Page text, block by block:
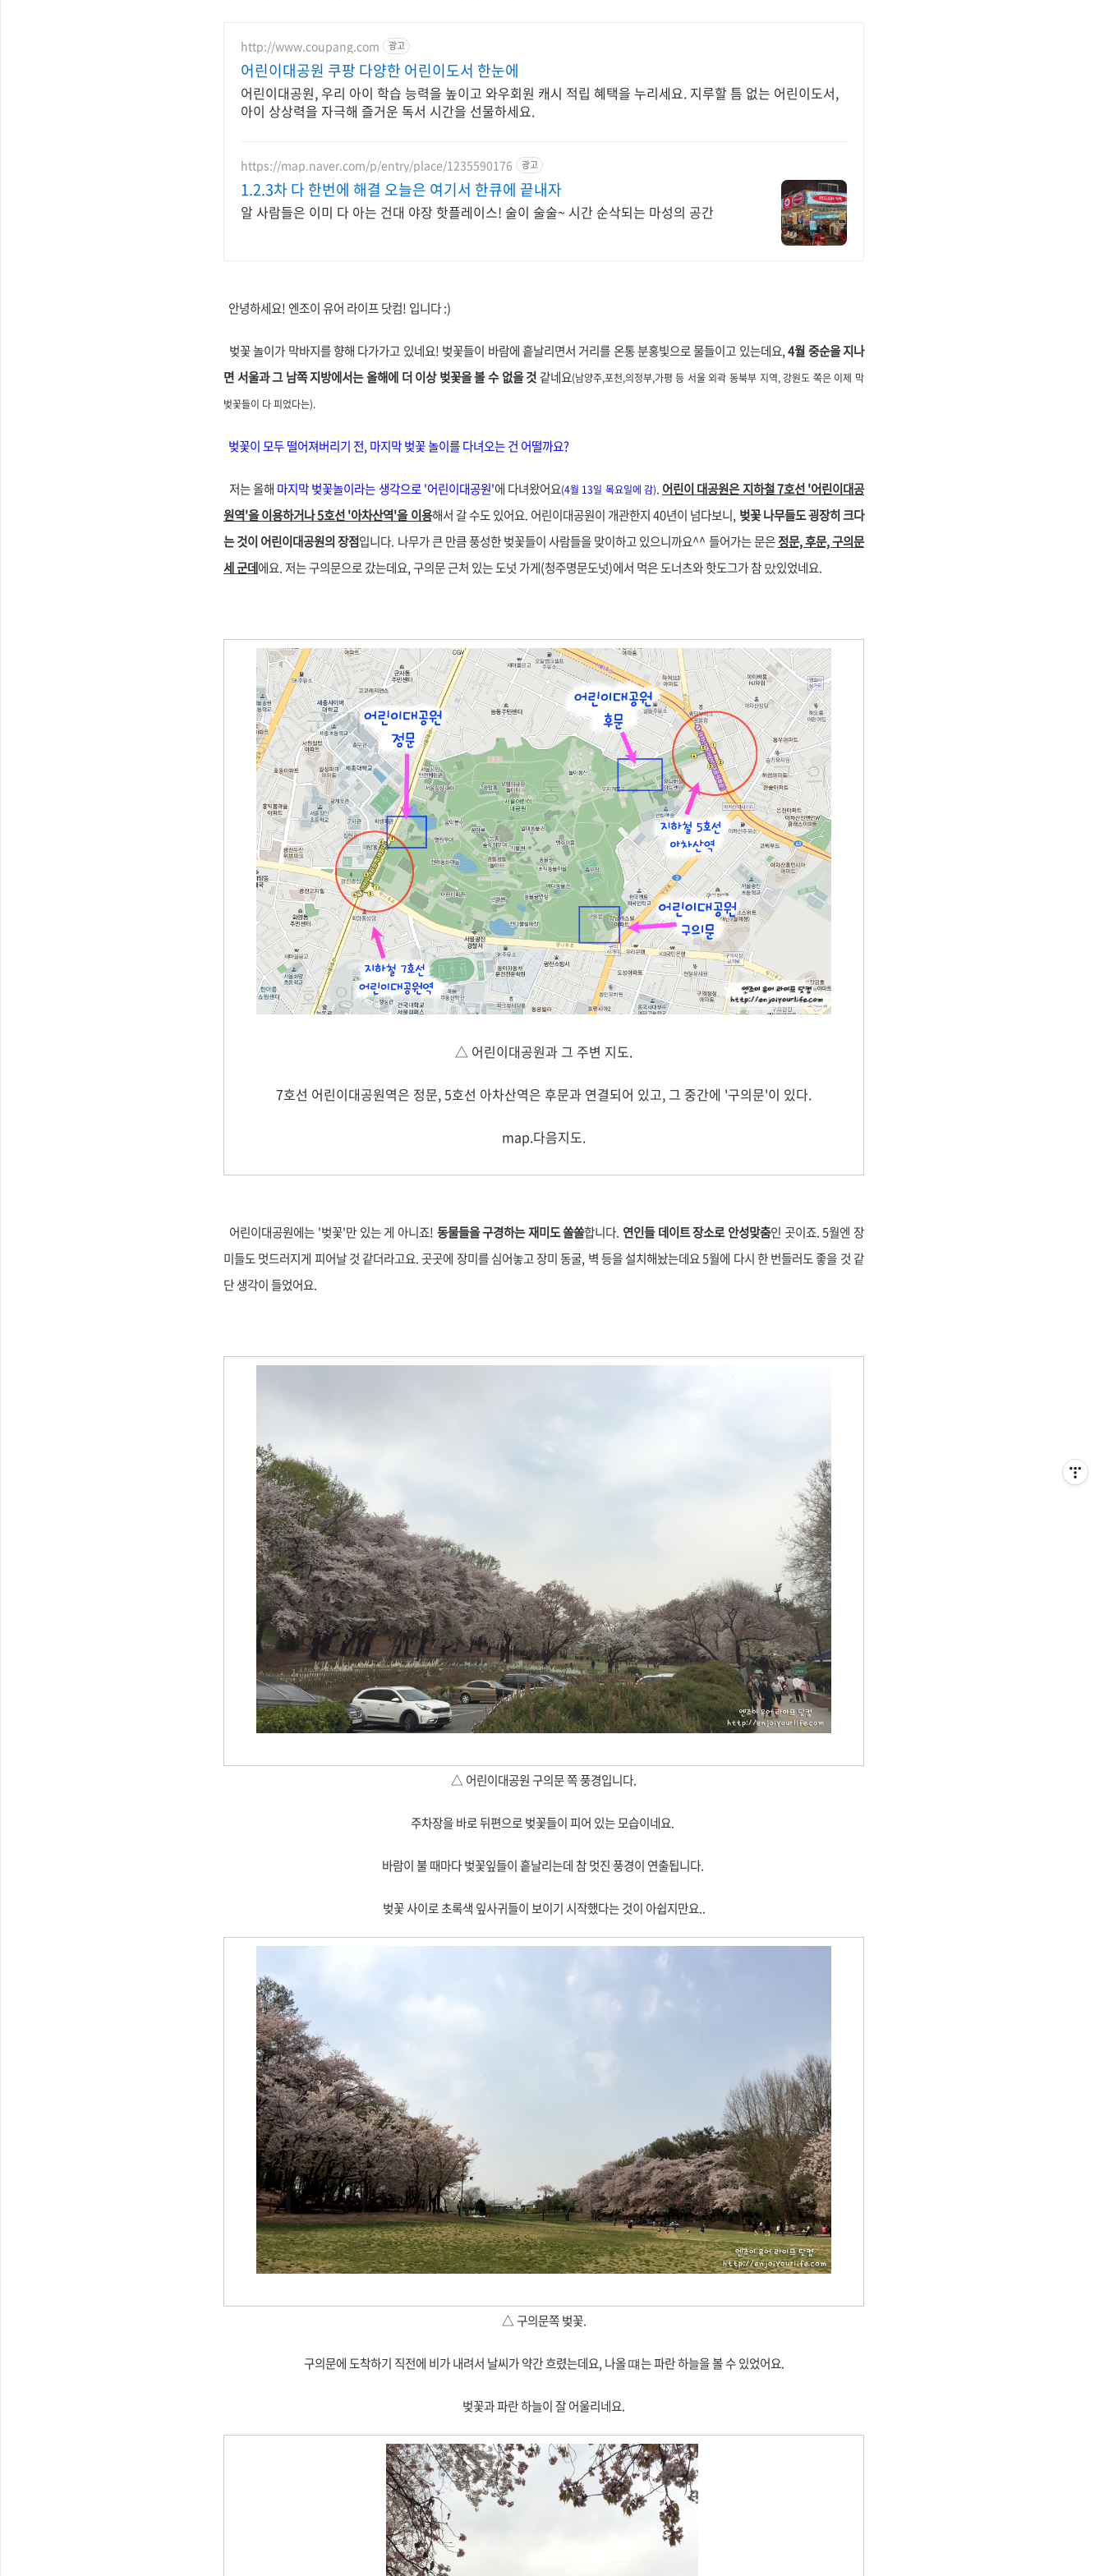
http://www.coupang.com 광고
어린이대공원 쿠팡 다양한 어린이도서 한눈에
어린이대공원, 우리 아이 학습 능력을 높이고 와우회원 캐시 적립 혜택을 누리세요. 지루할 틈 없는 어린이도서,
아이 상상력을 자극해 즐거운 독서 시간을 선물하세요.
https://map.naver.com/p/entry/place/1235590176 광고
1.2.3차 다 한번에 해결 오늘은 여기서 한큐에 끝내자
알 사람들은 이미 다 아는 건대 야장 핫플레이스! 술이 술술~ 시간 순삭되는 마성의 공간
안녕하세요! 엔조이 유어 라이프 닷컴! 입니다 :)
벚꽃 놀이가 막바지를 향해 다가가고 있네요! 벚꽃들이 바람에 흩날리면서 거리를 온통 분홍빛으로 물들이고 있는데요,4월 중순을 지나
면 서울과 그 남쪽 지방에서는 올해에 더 이상 벚꽃을 볼 수 없을 것 같네요(남양주,포천,의정부,가평 등 서울 외곽 동북부 지역,강원도 쪽은 이제 막
벚꽃들이 다 피었다는).
벚꽃이 모두떨어져버리기 전, 마지막 벚꽃 놀이를 다녀오는 건 어떨까요?
저는 올해 마지막 벚꽃놀이라는 생각으로 '어린이대공원'에 다녀왔어요(4월 13일 목요일에 감). 어린이 대공원은 지하철 7호선 '어린이대공
원역'을 이용하거나 5호선 '아차산역'을 이용해서 갈 수도 있어요. 어린이대공원이 개관한지 40년이 넘다보니, 벚꽃 나무들도 굉장히 크다
는 것이 어린이대공원의 장점입니다. 나무가 큰 만큼 풍성한 벚꽃들이 사람들을 맞이하고 있으니까요^^ 들어가는 문은정문, 후문, 구의문
세 군데에요. 저는 구의문으로 갔는데요, 구의문 근처 있는 도넛 가게(청주명문도넛)에서 먹은 도너츠와 핫도그가 참 맜있었네요.
△ 어린이대공원과 그 주변 지도.
7호선 어린이대공원역은 정문, 5호선 아차산역은 후문과 연결되어 있고, 그 중간에 '구의문'이 있다.
map.다음지도.
어린이대공원에는 '벚꽃'만 있는 게 아니죠! 동물들을 구경하는 재미도 쏠쏠합니다. 연인들 데이트 장소로 안성맞춤인 곳이죠. 5월엔 장
미들도 멋드러지게 피어날 것 같더라고요. 곳곳에 장미를 심어놓고 장미 동굴, 벽 등을 설치해놨는데요 5월에 다시 한 번들러도 좋을 것 같
단 생각이 들었어요.
△ 어린이대공원 구의문 쪽 풍경입니다.
주차장을 바로 뒤편으로 벚꽃들이 피어 있는 모습이네요.
바람이 불 때마다 벚꽃잎들이 흩날리는데 참 멋진 풍경이 연출됩니다.
벚꽃 사이로 초록색 잎사귀들이 보이기 시작했다는 것이 아쉽지만요..
△구의문쪽 벚꽃.
구의문에 도착하기 직전에 비가 내려서 날씨가 약간 흐렸는데요, 나올 떄는 파란 하늘을 볼 수 있었어요.
벚꽃과 파란 하늘이 잘 어울리네요.